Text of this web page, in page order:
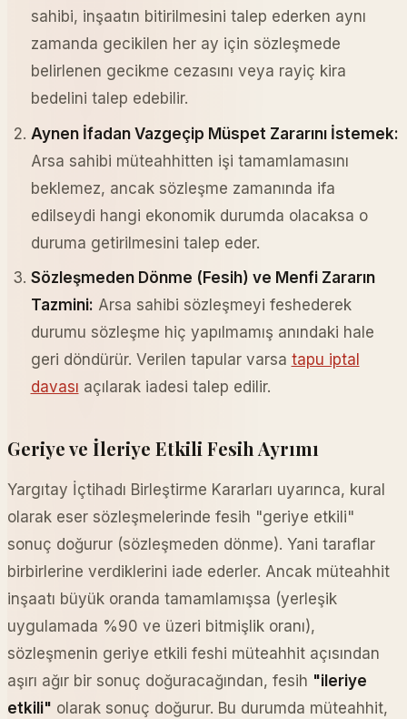
sahibi, inşaatın bitirilmesini talep ederken aynı
zamanda gecikilen her ay için sözleşmede
belirlenen gecikme cezasını veya rayiç kira
bedelini talep edebilir.
Aynen İfadan Vazgeçip Müspet Zararını İstemek:
Arsa sahibi müteahhitten işi tamamlamasını
beklemez, ancak sözleşme zamanında ifa
edilseydi hangi ekonomik durumda olacaksa o
duruma getirilmesini talep eder.
Sözleşmeden Dönme (Fesih) ve Menfi Zararın
Tazmini: Arsa sahibi sözleşmeyi feshederek
durumu sözleşme hiç yapılmamış anındaki hale
geri döndürür. Verilen tapular varsa tapu iptal
davası açılarak iadesi talep edilir.
Geriye ve İleriye Etkili Fesih Ayrımı
Yargıtay İçtihadı Birleştirme Kararları uyarınca, kural
olarak eser sözleşmelerinde fesih "geriye etkili"
sonuç doğurur (sözleşmeden dönme). Yani taraflar
birbirlerine verdiklerini iade ederler. Ancak müteahhit
inşaatı büyük oranda tamamlamışsa (yerleşik
uygulamada %90 ve üzeri bitmişlik oranı),
sözleşmenin geriye etkili feshi müteahhit açısından
aşırı ağır bir sonuç doğuracağından, fesih "ileriye
etkili" olarak sonuç doğurur. Bu durumda müteahhit,